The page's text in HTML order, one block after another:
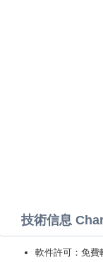
技術信息
軟件許可：免費